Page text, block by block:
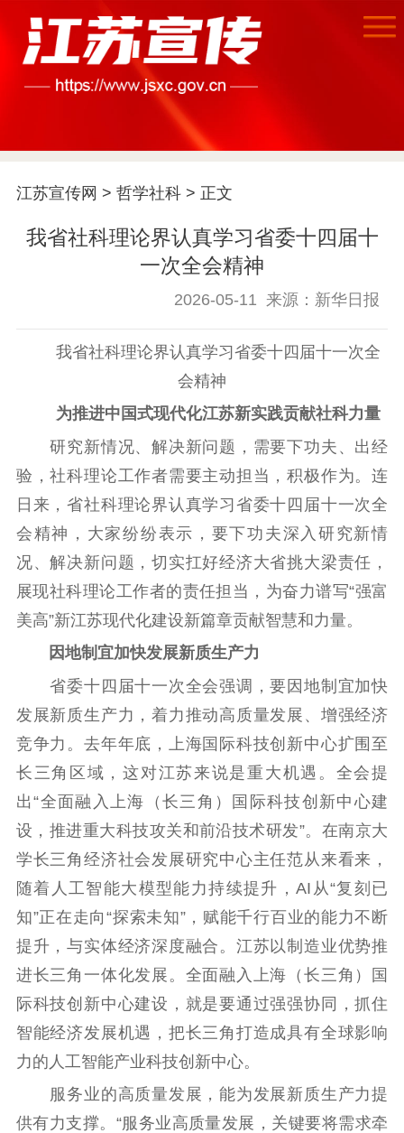
首页
江苏要闻
公示公告
通知公告 信息公开制度
信息公开指南
信息公开年度报
告
政策法规
工作动态
理论武装
理论学习 宣传宣讲 研究阐释
哲学社科
社科强省 工作通知
成果集萃
江苏文脉
资料下载
新闻宣传
主题宣传 对外宣传
新闻发布
记者之家
品牌栏目
文化文艺
精品生产 文化惠民
文化传承
文化交流
体制改革
文化产业
紫金文化艺术节
品牌活动
精神文明
江苏宣传网 > 哲学社科> 正文
我省社科理论界认真学习省委十四届十
一次全会精神
2026-05-11 来源：新华日报
我省社科理论界认真学习省委十四届十一次全
会精神
为推进中国式现代化江苏新实践贡献社科力量
研究新情况、解决新问题，需要下功夫、出经
验，社科理论工作者需要主动担当，积极作为。连
日来，省社科理论界认真学习省委十四届十一次全
会精神，大家纷纷表示，要下功夫深入研究新情
况、解决新问题，切实扛好经济大省挑大梁责任，
展现社科理论工作者的责任担当，为奋力谱写“强富
美高”新江苏现代化建设新篇章贡献智慧和力量。
因地制宜加快发展新质生产力
省委十四届十一次全会强调，要因地制宜加快
发展新质生产力，着力推动高质量发展、增强经济
竞争力。去年年底，上海国际科技创新中心扩围至
长三角区域，这对江苏来说是重大机遇。全会提
出“全面融入上海（长三角）国际科技创新中心建
设，推进重大科技攻关和前沿技术研发”。在南京大
学长三角经济社会发展研究中心主任范从来看来，
随着人工智能大模型能力持续提升，AI从“复刻已
知”正在走向“探索未知”，赋能千行百业的能力不断
提升，与实体经济深度融合。江苏以制造业优势推
进长三角一体化发展。全面融入上海（长三角）国
际科技创新中心建设，就是要通过强强协同，抓住
智能经济发展机遇，把长三角打造成具有全球影响
力的人工智能产业科技创新中心。
服务业的高质量发展，能为发展新质生产力提
供有力支撑。“服务业高质量发展，关键要将需求牵